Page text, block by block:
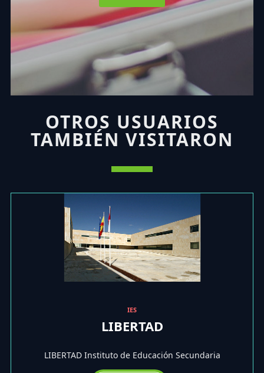
OTROS USUARIOS
TAMBIÉN VISITARON
IES
LIBERTAD
LIBERTAD Instituto de Educación Secundaria